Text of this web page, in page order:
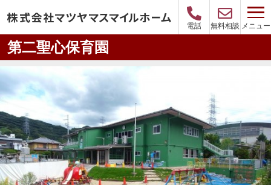
電話 無料相談 メニュー
第二聖心保育園